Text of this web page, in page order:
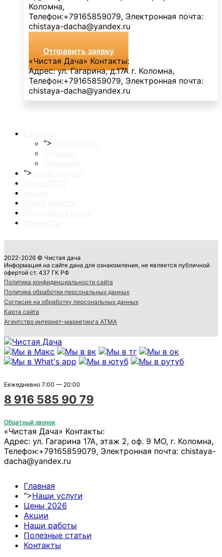
Коломна,
Телефон:+79165859079, Электронная почта:
chistaya-dacha@yandex.ru
Отправить заявку
«Чистая Дача» Контакты:
Адрес:ул. Гагарина, д.17А г. Коломна,
Телефон:+79165859079, Электронная почта:
chistaya-dacha@yandex.ru
">
">
2022-2026 © Чистая дача
Информация на сайте дана для ознакомления, не является публичной
офертой ст. 437 ГК РФ
Политика конфиденциальности сайта
Политика обработки персональных данных
Согласие на обработку персональных данных
Карта сайта
Агентство интернет-маркетинга АТМА
Еежедневно 7:00 — 20:00
8 916 585 90 79
Обратный звонок
«Чистая Дача» Контакты:
Адрес: ул. Гагарина 17А, этаж 2, оф. 9 МО, г. Коломна,
Телефон:+79165859079, Электронная почта: chistaya-
dacha@yandex.ru
Главная
">Наши услуги
Цены 2026
Акции
Наши работы
Полезные статьи
Контакты